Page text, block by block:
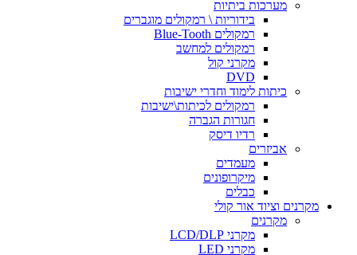
מערכות ביתיות
בידוריות \ רמקולים מוגברים
רמקולים Blue-Tooth
רמקולים למחשב
מקרני קול
DVD
כיתות לימוד וחדרי ישיבות
רמקולים לכיתות\ישיבות
חגורות הגברה
רדיו דיסק
אביזרים
מעמדים
מיקרופונים
כבלים
מקרנים וציוד אור קולי
מקרנים
מקרני LCD/DLP
מקרני LED